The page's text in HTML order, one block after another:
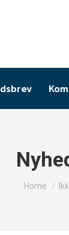
You are
Home